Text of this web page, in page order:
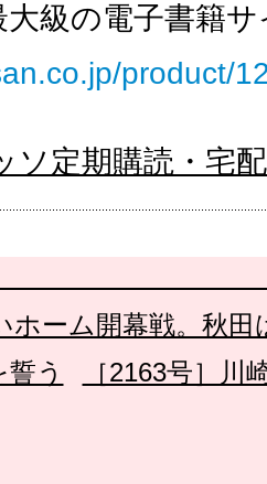
級の電子書籍サ
product/
ソ定期購読・宅
ホーム開幕戦。秋
う
［2163号］川